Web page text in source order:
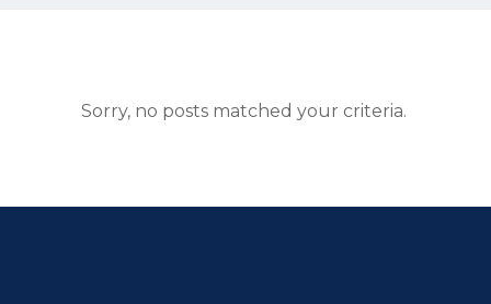
Sorry, no posts matched your criteria.